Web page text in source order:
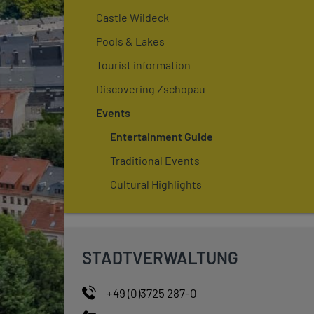
Castle Wildeck
Pools & Lakes
Tourist information
Discovering Zschopau
Events
Entertainment Guide
Traditional Events
Cultural Highlights
STADTVERWALTUNG
+49 (0)3725 287-0